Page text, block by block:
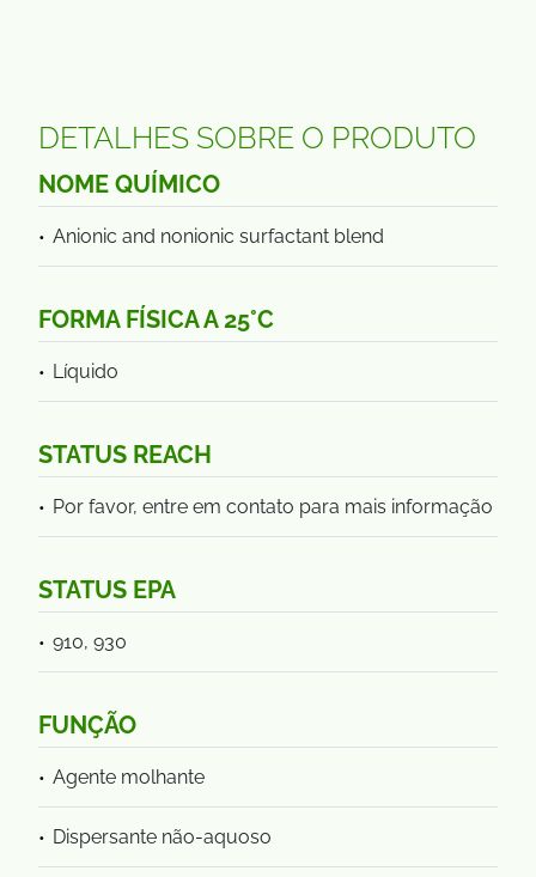
DETALHES SOBRE O PRODUTO
NOME QUÍMICO
Anionic and nonionic surfactant blend
FORMA FÍSICA A 25°C
Líquido
STATUS REACH
Por favor, entre em contato para mais informação
STATUS EPA
910, 930
FUNÇÃO
Agente molhante
Dispersante não-aquoso